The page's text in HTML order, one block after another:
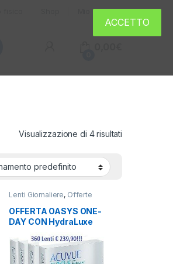
Mio account
Visualizzazione di 4 risultati
Lenti Giornaliere, Offerte
OFFERTA OASYS ONE-
DAY CON HydraLuxe
ACCETTO